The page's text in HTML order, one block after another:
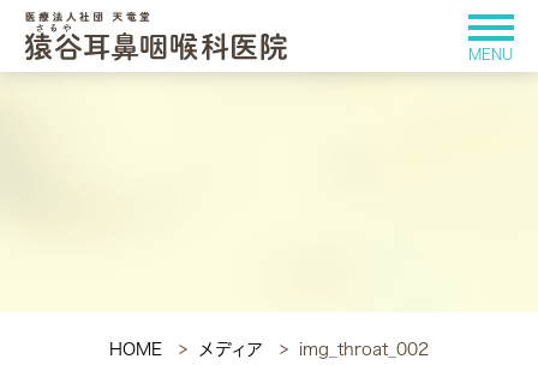
HOME メディア img_throat_002